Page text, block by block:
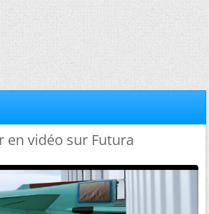
en vidéo sur Futura